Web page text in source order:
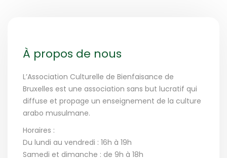
À propos de nous
L’Association Culturelle de Bienfaisance de
Bruxelles est une association sans but lucratif qui
diffuse et propage un enseignement de la culture
arabo musulmane.
Horaires :
Du lundi au vendredi : 16h à 19h
Samedi et dimanche : de 9h à 18h